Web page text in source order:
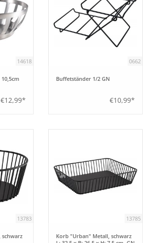
14618
€12,99*
0662
Buffetständer 1/2 GN
€10,99*
13783 13785
Korb "Urban" Metall, schwarz